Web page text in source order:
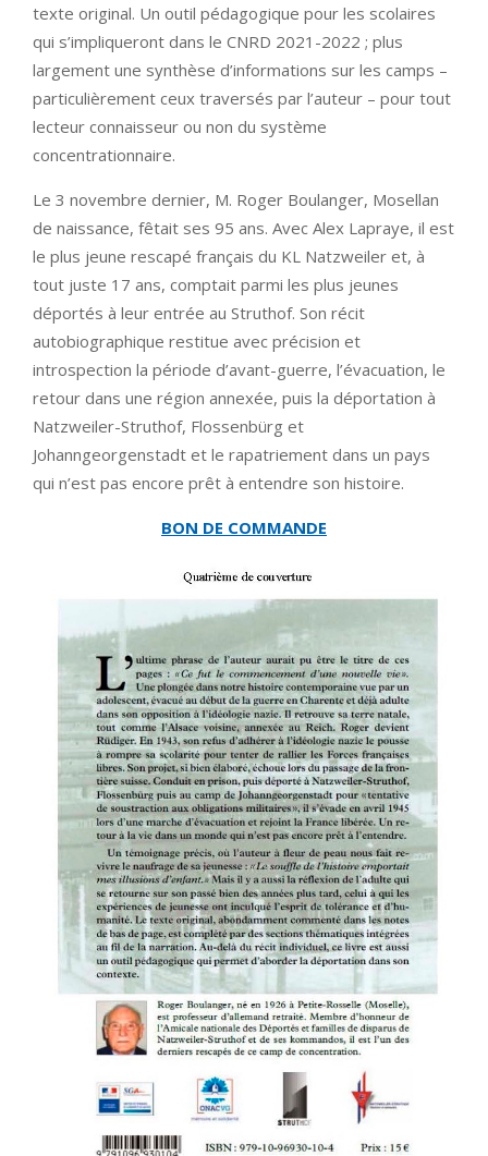
texte original. Un outil pédagogique pour les scolaires
qui s’impliqueront dans le CNRD 2021-2022 ; plus
largement une synthèse d’informations sur les camps –
particulièrement ceux traversés par l’auteur – pour tout
lecteur connaisseur ou non du système
concentrationnaire.
Le 3 novembre dernier, M. Roger Boulanger, Mosellan
de naissance, fêtait ses 95 ans. Avec Alex Lapraye, il est
le plus jeune rescapé français du KL Natzweiler et, à
tout juste 17 ans, comptait parmi les plus jeunes
déportés à leur entrée au Struthof. Son récit
autobiographique restitue avec précision et
introspection la période d’avant-guerre, l’évacuation, le
retour dans une région annexée, puis la déportation à
Natzweiler-Struthof, Flossenbürg et
Johanngeorgenstadt et le rapatriement dans un pays
qui n’est pas encore prêt à entendre son histoire.
BON DE COMMANDE